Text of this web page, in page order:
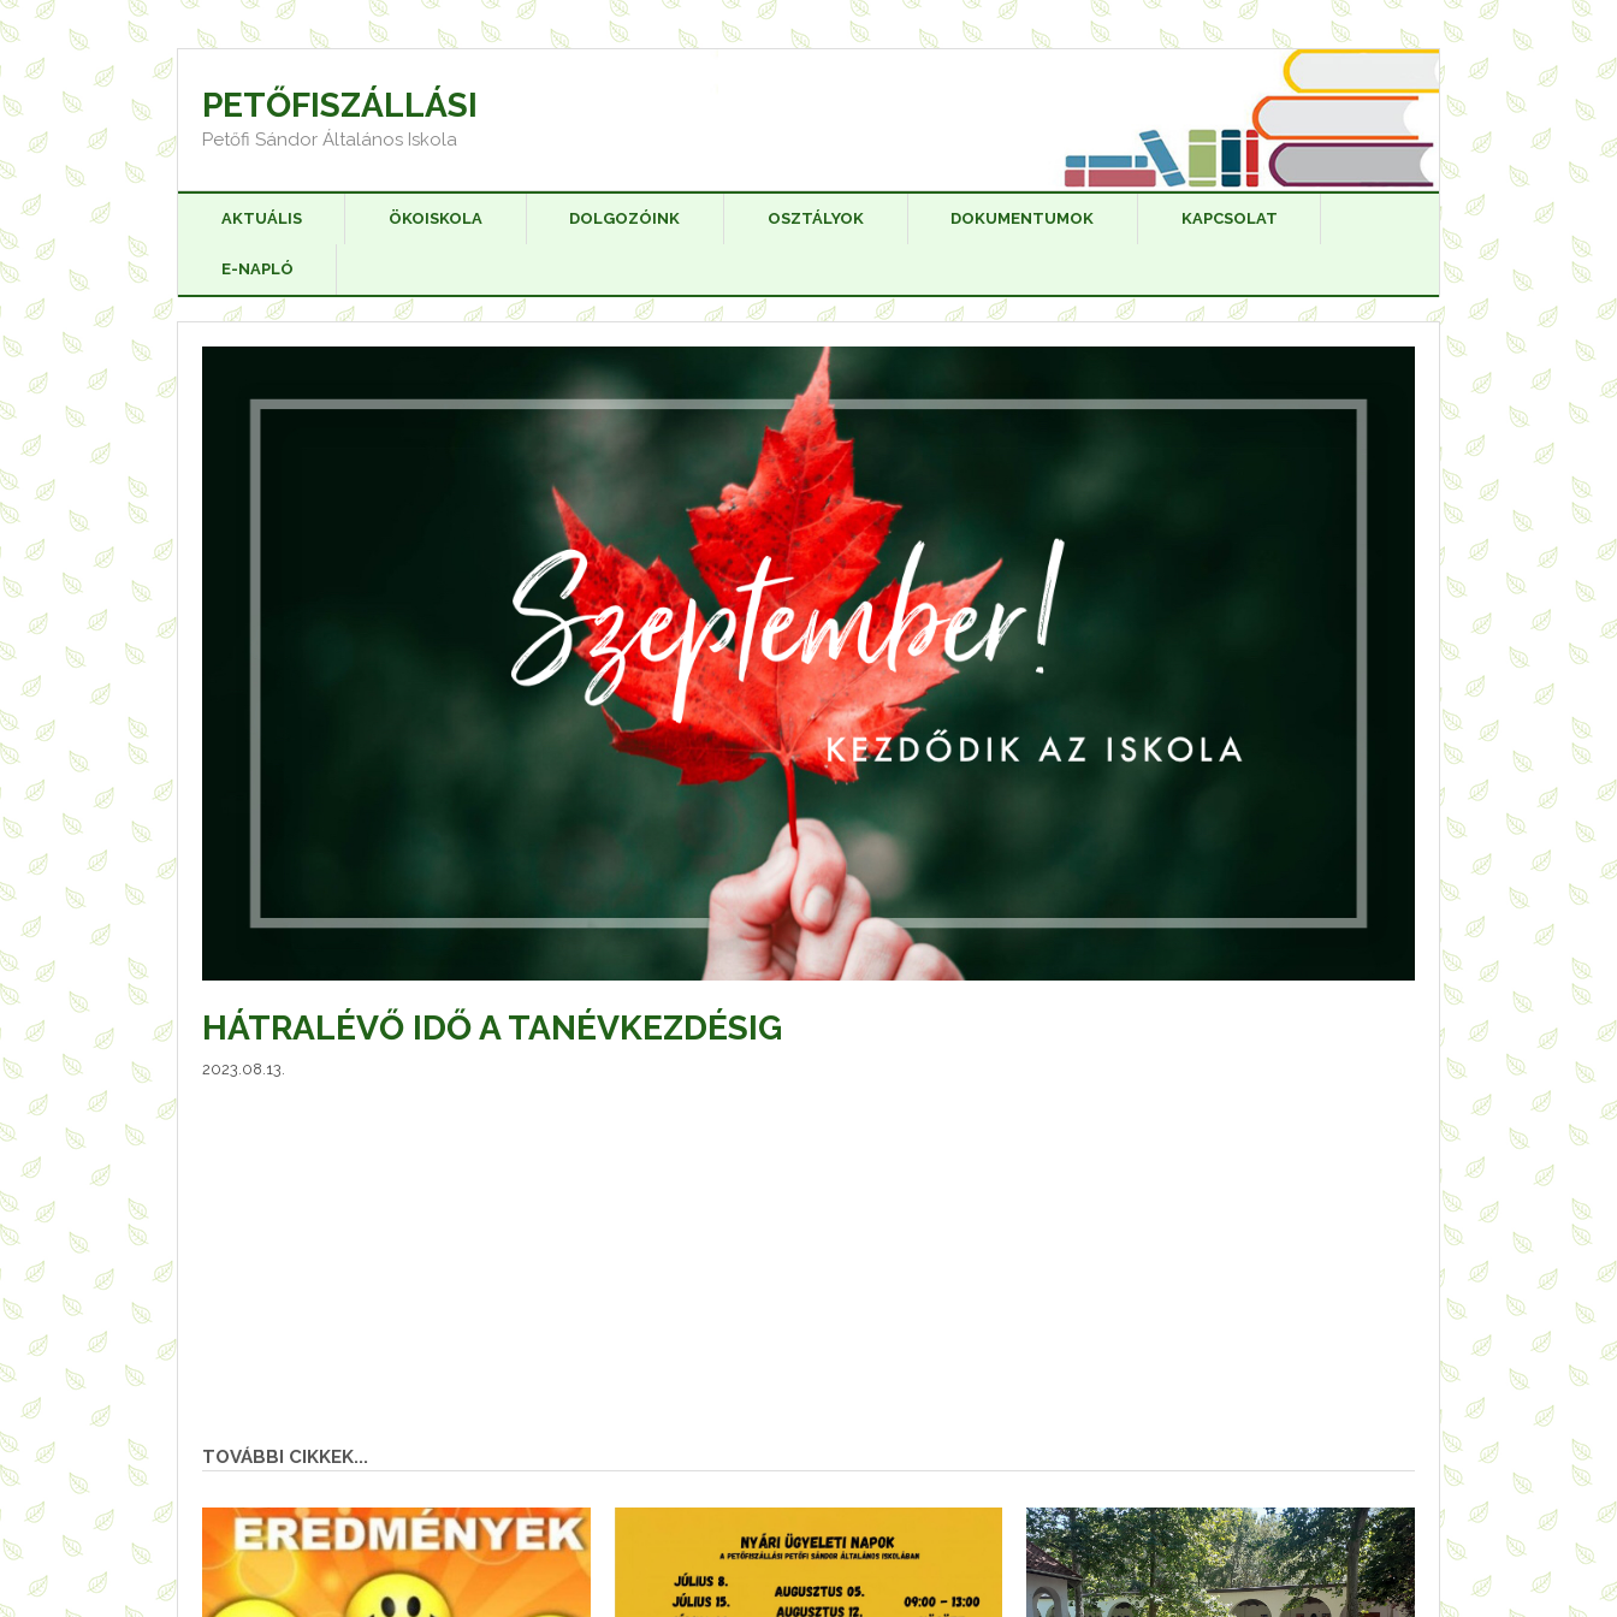
Skip
to
content
PETŐFISZÁLLÁSI
Petőfi Sándor Általános Iskola
AKTUÁLIS ÖKOISKOLA DOLGOZÓINK OSZTÁLYOK DOKUMENTUMOK KAPCSOLAT
E-NAPLÓ
HÁTRALÉVŐ IDŐ A TANÉVKEZDÉSIG
2023.08.13.
TOVÁBBI CIKKEK...